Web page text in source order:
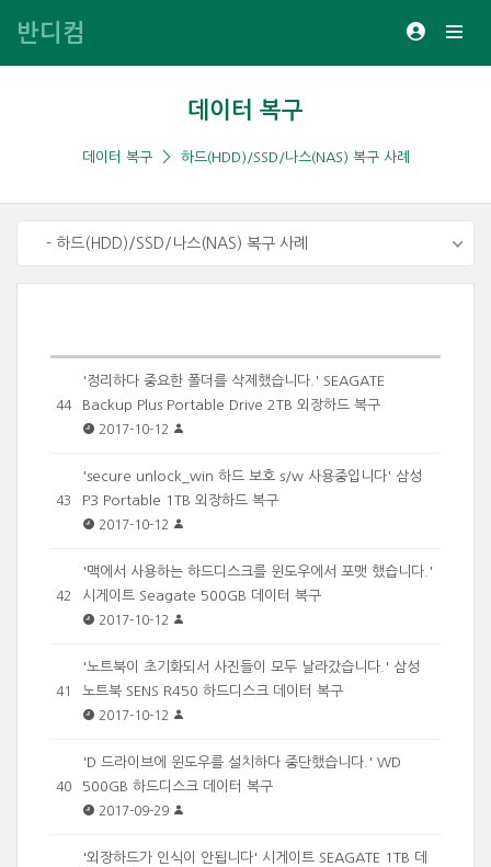
반디컴
데이터 복구
데이터 복구 하드(HDD)/SSD/나스(NAS) 복구 사례
- 하드(HDD)/SSD/나스(NAS) 복구 사례
44
'정리하다 중요한 폴더를 삭제했습니다.' SEAGATE
Backup Plus Portable Drive 2TB 외장하드 복구
2017-10-12
43
'secure unlock_win 하드 보호 s/w 사용중입니다' 삼성
P3 Portable 1TB 외장하드 복구
2017-10-12
42
'맥에서 사용하는 하드디스크를 윈도우에서 포맷 했습니다.'
시게이트 Seagate 500GB 데이터 복구
2017-10-12
41
'노트북이 초기화되서 사진들이 모두 날라갔습니다.' 삼성
노트북 SENS R450 하드디스크 데이터 복구
2017-10-12
40
'D 드라이브에 윈도우를 설치하다 중단했습니다.' WD
500GB 하드디스크 데이터 복구
2017-09-29
'외장하드가 인식이 안됩니다' 시게이트 SEAGATE 1TB 데